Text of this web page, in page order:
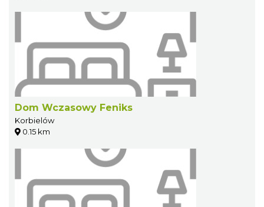
Dom Wczasowy Feniks
Korbielów
0.15 km